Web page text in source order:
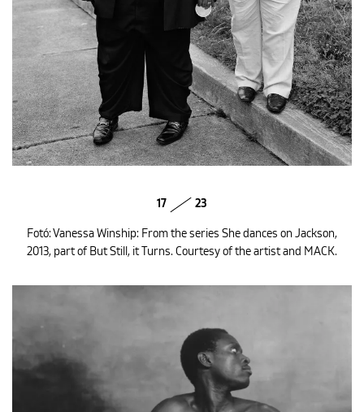
17 23
Fotó: Vanessa Winship: From the series She dances on Jackson,
2013, part of But Still, it Turns. Courtesy of the artist and MACK.